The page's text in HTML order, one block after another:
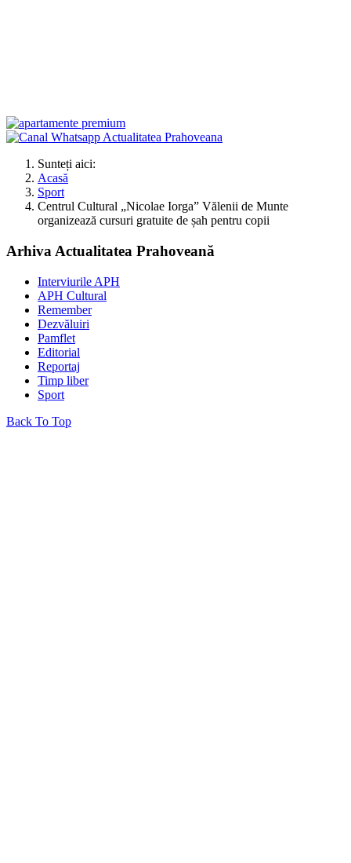
Sunteți aici:
Acasă
Sport
Centrul Cultural „Nicolae Iorga” Vălenii de Munte
organizează cursuri gratuite de șah pentru copii
Arhiva Actualitatea Prahoveană
Interviurile APH
APH Cultural
Remember
Dezvăluiri
Pamflet
Editorial
Reportaj
Timp liber
Sport
Back To Top